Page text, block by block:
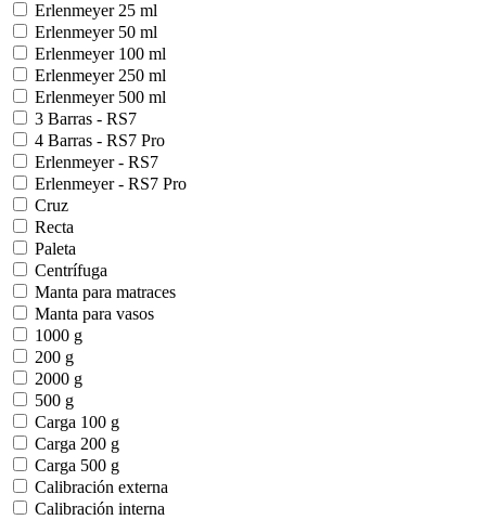
Erlenmeyer 25 ml
Erlenmeyer 50 ml
Erlenmeyer 100 ml
Erlenmeyer 250 ml
Erlenmeyer 500 ml
3 Barras - RS7
4 Barras - RS7 Pro
Erlenmeyer - RS7
Erlenmeyer - RS7 Pro
Cruz
Recta
Paleta
Centrífuga
Manta para matraces
Manta para vasos
1000 g
200 g
2000 g
500 g
Carga 100 g
Carga 200 g
Carga 500 g
Calibración externa
Calibración interna